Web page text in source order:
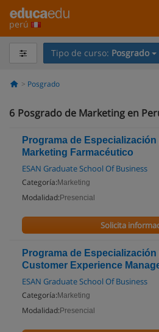
perú
Tipo de curso: Posgrado
Posgrado
6 Posgrado de Marketing en
Programa de
Marketing Farmacéutico
ESAN Graduate School Of Business
Categoría: Marketing
Modalidad: Presencial
Solicita
Programa de
Customer Experience
ESAN Graduate School Of Business
Categoría: Marketing
Modalidad: Presencial